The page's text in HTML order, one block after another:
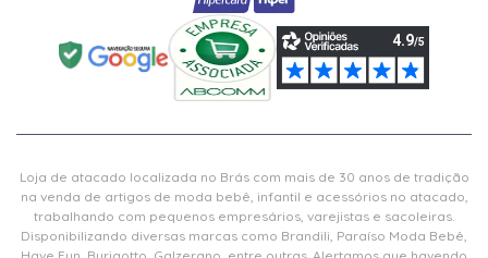
Loja de atacado localizada no Brás com mais de 30 anos de tradição
na venda de artigos de moda bebê, infantil e acessórios no atacado,
trabalhando com pequenos empresários, varejistas e sacoleiras.
Disponibilizando diversas marcas como Brandili, Paraíso Moda Bebê,